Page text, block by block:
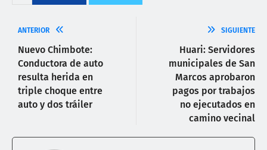
ANTERIOR
Nuevo Chimbote:
Conductora de auto
resulta herida en
triple choque entre
auto y dos tráiler
SIGUIENTE
Huari: Servidores
municipales de San
Marcos aprobaron
pagos por trabajos
no ejecutados en
camino vecinal